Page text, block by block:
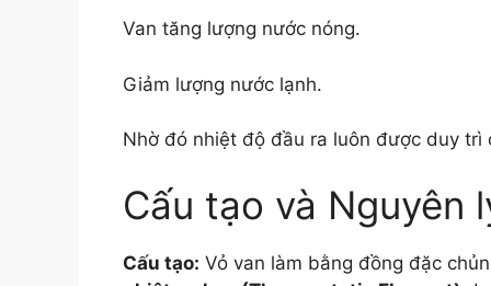
Van tăng lượng nước nóng.
Giảm lượng nước lạnh.
Nhờ đó nhiệt độ đầu ra luôn được duy trì
Cấu tạo và Nguyên
Cấu tạo: Vỏ van làm bằng đồng đặc